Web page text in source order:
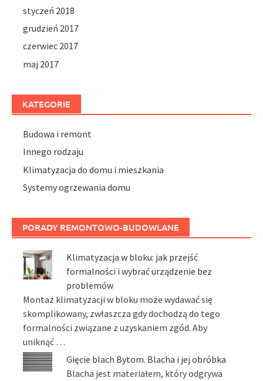
styczeń 2018
grudzień 2017
czerwiec 2017
maj 2017
KATEGORIE
Budowa i remont
Innego rodzaju
Klimatyzacja do domu i mieszkania
Systemy ogrzewania domu
PORADY REMONTOWO-BUDOWLANE
Klimatyzacja w bloku: jak przejść
formalności i wybrać urządzenie bez
problemów
Montaż klimatyzacji w bloku może wydawać się
skomplikowany, zwłaszcza gdy dochodzą do tego
formalności związane z uzyskaniem zgód. Aby
uniknąć …
Gięcie blach Bytom. Blacha i jej obróbka
Blacha jest materiałem, który odgrywa